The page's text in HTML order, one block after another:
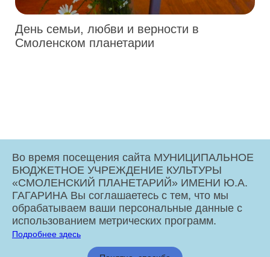
День семьи, любви и верности в
Смоленском планетарии
МБУК «Смоленский Планетарий» имени Ю.А. Гагарина © 2026
Во время посещения сайта МУНИЦИПАЛЬНОЕ
БЮДЖЕТНОЕ УЧРЕЖДЕНИЕ КУЛЬТУРЫ
«СМОЛЕНСКИЙ ПЛАНЕТАРИЙ» ИМЕНИ Ю.А.
ГАГАРИНА Вы соглашаетесь с тем, что мы
обрабатываем ваши персональные данные с
использованием метрических программ.
Подробнее здесь